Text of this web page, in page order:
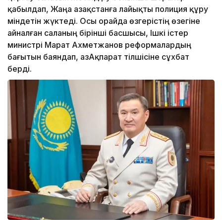
қабылдап, Жаңа Қазақстанға лайықты полиция құру
міндетін жүктеді. Осы орайда өзгерістің өзегіне
айналған саланың бірінші басшысы, Ішкі істер
министрі Марат Ахметжанов реформалардың
бағытын баяндап, ҚазАқпарат тілшісіне сұхбат
берді.